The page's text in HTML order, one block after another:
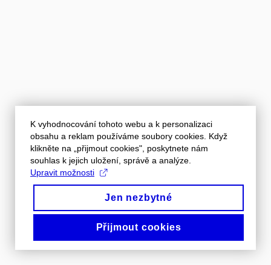
K vyhodnocování tohoto webu a k personalizaci
obsahu a reklam používáme soubory cookies. Když
klikněte na „přijmout cookies", poskytnete nám
souhlas k jejich uložení, správě a analýze.
Upravit možnosti
Jen nezbytné
Přijmout cookies